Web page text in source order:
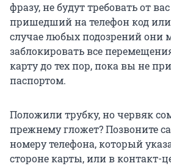
фразу, не будут требовать от
пришедший на телефон код
случае любых подозрений они
заблокировать все
карту до тех пор, пока вы не
паспортом.
Положили трубку, но червяк
прежнему гложет? Позвоните
номеру телефона, который
стороне карты, или в контакт-